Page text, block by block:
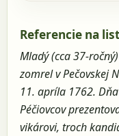
Referencie na
Mladý (cca 37-
zomrel v Pečovskej
11. apríla 1762.
Péčiovcov
vikárovi, troch